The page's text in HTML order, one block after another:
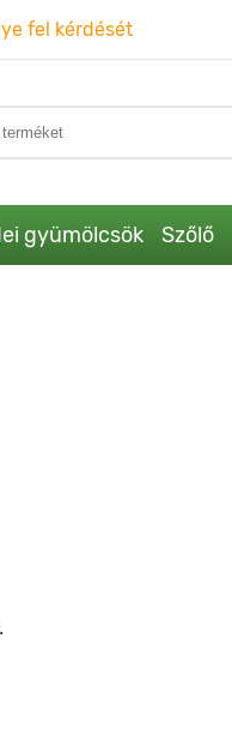
fel kérdését
gyümölcsök Szőlő